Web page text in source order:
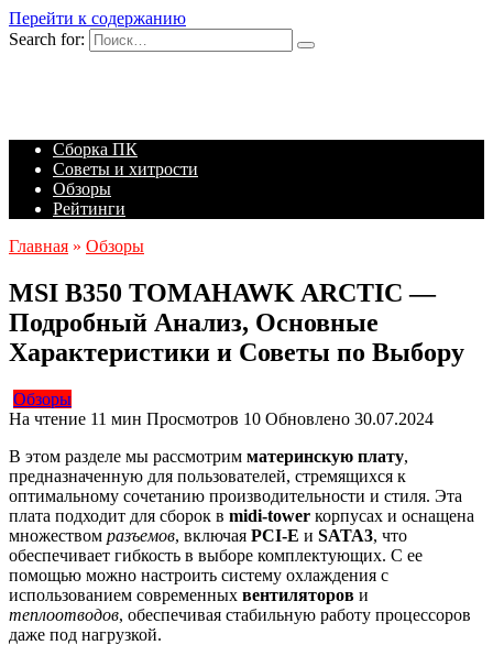
Перейти к содержанию
Search for:
Сборка ПК
Советы и хитрости
Обзоры
Рейтинги
Главная » Обзоры
MSI B350 TOMAHAWK ARCTIC —
Подробный Анализ, Основные
Характеристики и Советы по Выбору
Обзоры
На чтение 11 мин Просмотров 10 Обновлено 30.07.2024
В этом разделе мы рассмотрим материнскую плату,
предназначенную для пользователей, стремящихся к
оптимальному сочетанию производительности и стиля. Эта
плата подходит для сборок в midi-tower корпусах и оснащена
множеством разъемов, включая PCI-E и SATA3, что
обеспечивает гибкость в выборе комплектующих. С ее
помощью можно настроить систему охлаждения с
использованием современных вентиляторов и
теплоотводов, обеспечивая стабильную работу процессоров
даже под нагрузкой.